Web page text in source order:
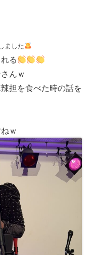
ました
る
んｗ
担を食べた時の話を
ｗ